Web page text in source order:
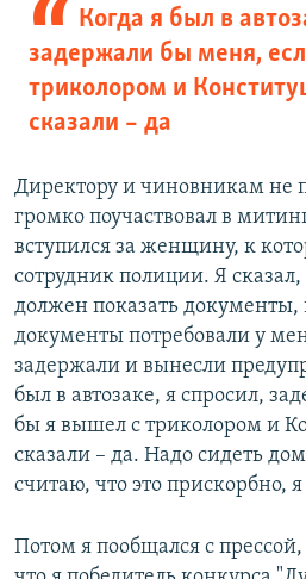
Когда я был в
задержали бы меня,
триколором и
сказали – да
Директору и чиновникам не
громко поучаствовал в
вступился за женщину, к
сотрудник полиции. Я сказал,
должен показать документы,
документы потребовали у
задержали и вынесли
был в автозаке, я спросил,
бы я вышел с триколором и
сказали – да. Надо сидеть
считаю, что это прискорбно,
Потом я пообщался с прессой,